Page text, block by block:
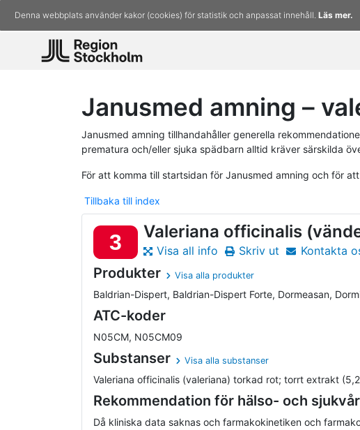
Denna webbplats använder kakor (cookies) för statistik och anpassat innehåll. Läs mer.
Janusmed amning –
Janusmed amning tillhandahåller generella
prematura och/eller sjuka spädbarn alltid kräver särskilda
För att komma till startsidan för Janusmed amning och för
Tillbaka till index
3 Valeriana officinalis
Visa all info Skriv ut Kontakta
Produkter Visa alla produkter
Baldrian-Dispert, Baldrian-Dispert Forte, Dormeasan,
ATC-koder
N05CM, N05CM09
Substanser Visa alla substanser
Valeriana officinalis (valeriana) torkad rot; torrt extrakt
Rekommendation för hälso- och
Då kliniska data saknas och farmakokinetiken och